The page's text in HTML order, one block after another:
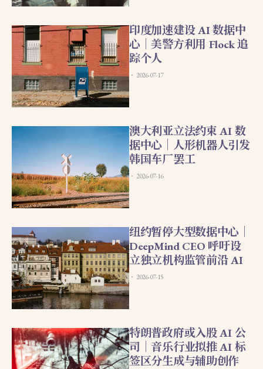
印度加速建设 AI 数据中
心｜美警方利用 Flock 追
踪个人
2026-07-17
澳大利亚立法约束 AI 数
据中心｜人形机器人引发
韩国车厂罢工
2026-07-16
纽约暂停大型数据中心｜
DeepMind CEO 呼吁设
立独立机构监管前沿 AI
2026-07-15
特朗普政府或入股 AI 公
司｜音乐行业拟推 AI 标
签区分生成与辅助创作